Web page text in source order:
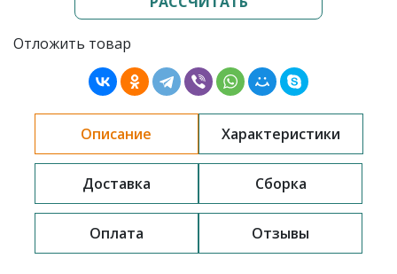
Отложить товар
Описание Характеристики
Доставка Сборка
Оплата Отзывы